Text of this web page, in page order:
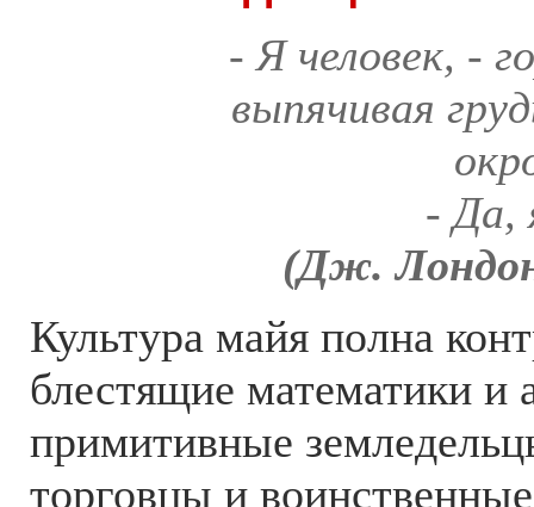
- Я человек, -
выпячивая
- Да,
(Дж.
Культура майя полна
блестящие математики и
примитивные
торговцы и воинственные